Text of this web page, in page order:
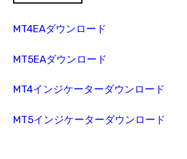
MT4EAダウンロード
MT5EAダウンロード
MT4インジケーターダウンロード
MT5インジケーターダウンロード